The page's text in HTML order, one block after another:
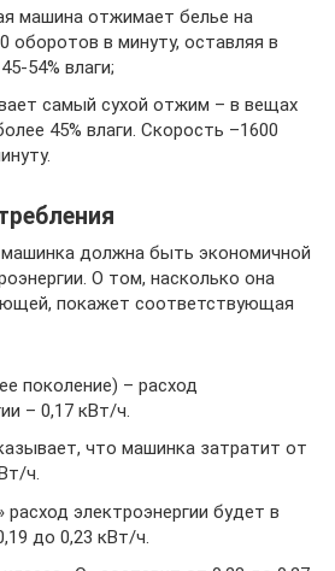
машина отжимает белье на
оборотов в минуту, оставляя в
54% влаги;
самый сухой отжим – в вещах
45% влаги. Скорость –1600
должна быть экономичной
О том, насколько она
покажет соответствующая
поколение) – расход
– 0,17 кВт/ч.
что машинка затратит от
ч.
расход электроэнергии будет в
до 0,23 кВт/ч.